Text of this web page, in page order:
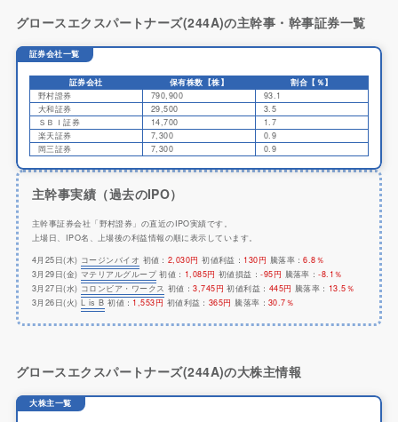
グロースエクスパートナーズ(244A)の主幹事・幹事証券一覧
証券会社一覧
証券会社 保有株数【株】
割合【％】
野村證券
790,900
93.1
大和証券
29,500
3.5
ＳＢＩ証券
14,700
1.7
楽天証券
7,300
0.9
岡三証券
7,300 0.9
主幹事実績（過去のIPO）
主幹事証券会社「野村證券」の直近のIPO実績です。
上場日、IPO名、上場後の利益情報の順に表示しています。
4月25日(木) コージンバイオ 初値： 2,030円 初値利益： 130円 騰落率：6.8％
3月29日(金) マテリアルグループ初値： 1,085円 初値損益：-95円 騰落率：-8.1％
3月27日(水) コロンビア・ワークス 初値：3,745円 初値利益： 445円 騰落率： 13.5％
3月26日(火) L is B 初値： 1,553円 初値利益： 365円 騰落率： 30.7％
グロースエクスパートナーズ(244A)の大株主情報
大株主一覧